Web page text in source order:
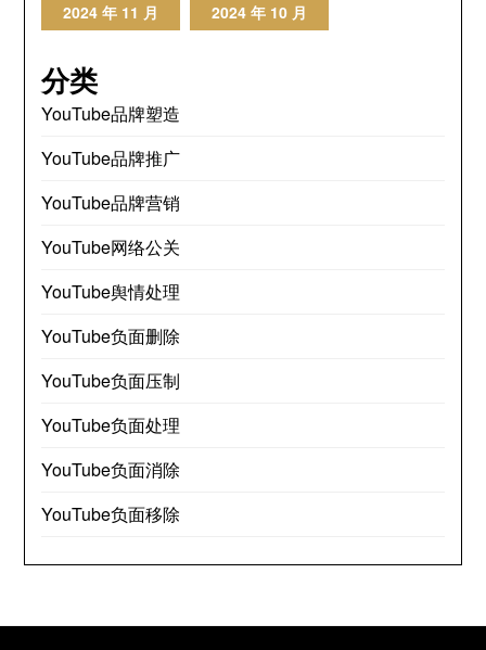
2024 年 11 月 2024 年 10 月
分类
YouTube品牌塑造
YouTube品牌推广
YouTube品牌营销
YouTube网络公关
YouTube舆情处理
YouTube负面删除
YouTube负面压制
YouTube负面处理
YouTube负面消除
YouTube负面移除